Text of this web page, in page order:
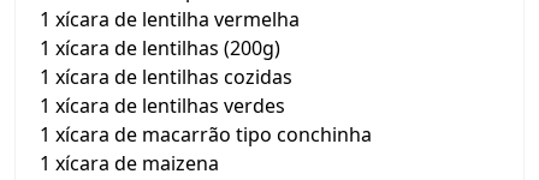
1 xícara de lentilha vermelha
1 xícara de lentilhas (200g)
1 xícara de lentilhas cozidas
1 xícara de lentilhas verdes
1 xícara de macarrão tipo conchinha
1 xícara de maizena